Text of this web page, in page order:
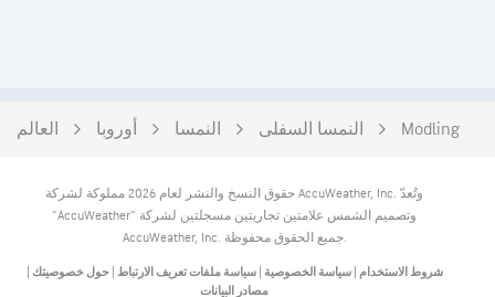
العالم أوروبا النمسا النمسا السفلى Modling
حقوق النسخ والنشر لعام 2026 مملوكة لشركة AccuWeather, Inc. وتُعدّ
"AccuWeather" وتصميم الشمس علامتين تجاريتين مسجلتين لشركة
AccuWeather, Inc. جميع الحقوق محفوظة.
شروط الاستخدام |سياسة الخصوصية |سياسة ملفات تعريف الارتباط حول خصوصيتك
مصادر البيانات